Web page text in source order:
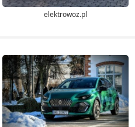
elektrowoz.pl